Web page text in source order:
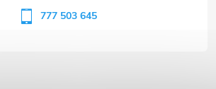
777 503 645